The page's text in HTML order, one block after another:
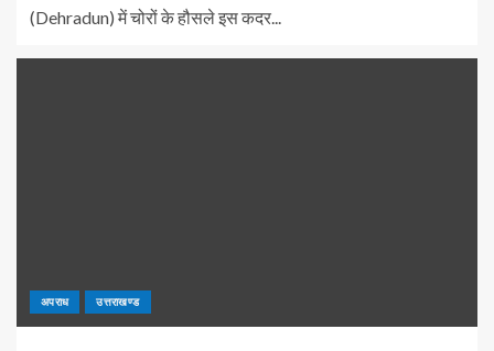
(Dehradun) में चोरों के हौसले इस कदर...
अपराध उत्तराखण्ड